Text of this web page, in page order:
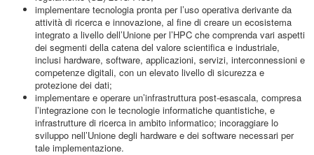
implementare tecnologia pronta per l’uso operativa derivante da
attività di ricerca e innovazione, al fine di creare un ecosistema
integrato a livello dell’Unione per l’HPC che comprenda vari aspetti
dei segmenti della catena del valore scientifica e industriale,
inclusi hardware, software, applicazioni, servizi, interconnessioni e
competenze digitali, con un elevato livello di sicurezza e
protezione dei dati;
implementare e operare un’infrastruttura post-esascala, compresa
l’integrazione con le tecnologie informatiche quantistiche, e
infrastrutture di ricerca in ambito informatico; incoraggiare lo
sviluppo nell’Unione degli hardware e dei software necessari per
tale implementazione.